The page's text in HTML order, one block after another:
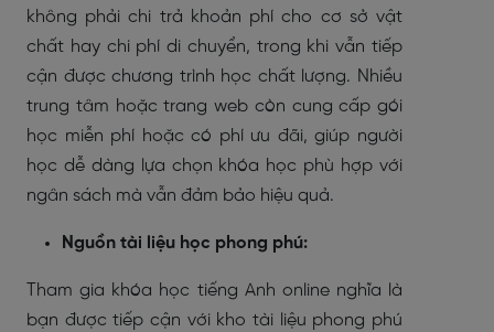
không phải chi trả khoản phí cho cơ sở vật
chất hay chi phí di chuyển, trong khi vẫn tiếp
cận được chương trình học chất lượng. Nhiều
trung tâm hoặc trang web còn cung cấp gói
học miễn phí hoặc có phí ưu đãi, giúp người
học dễ dàng lựa chọn khóa học phù hợp với
ngân sách mà vẫn đảm bảo hiệu quả.
Nguồn tài liệu học phong phú:
Tham gia khóa học tiếng Anh online nghĩa là
bạn được tiếp cận với kho tài liệu phong phú